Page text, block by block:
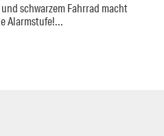
schwarzem Fahrrad macht
Alarmstufe!...